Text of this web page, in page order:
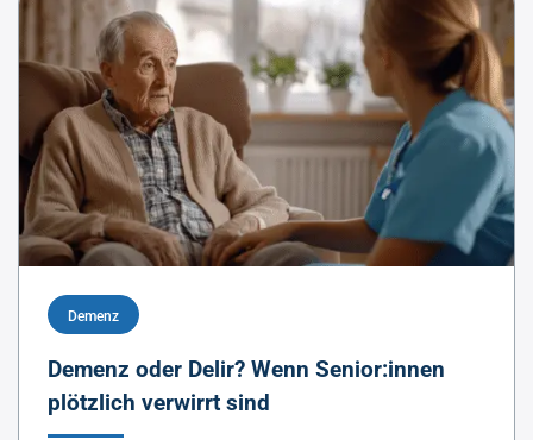
Demenz
Demenz oder Delir? Wenn Senior:innen
plötzlich verwirrt sind